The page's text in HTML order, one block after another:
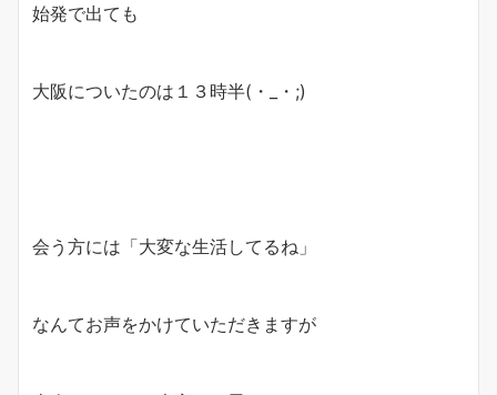
始発で出ても
大阪についたのは１３時半(・_・;)
会う方には「大変な生活してるね」
なんてお声をかけていただきますが